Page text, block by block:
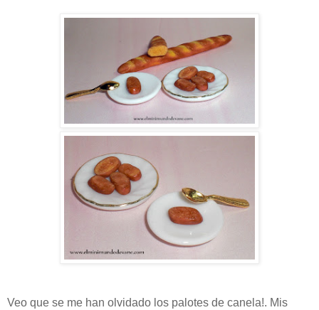
Veo que se me han olvidado los palotes de canela!. Mis